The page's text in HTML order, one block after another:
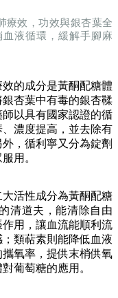
療效，功效與銀杏葉全
液循環，緩解手腳麻
的成分是黃酮配糖體
杏葉中有毒的銀杏鞣
以具有國家認證的循
濃度提高，並去除有
，循利寧又分為錠劑
用。
活性成分為黃酮配糖
清道夫，能清除自由
用，讓血流能順利流
類萜素則能降低血液
氧率，提供末梢供氧
葡萄糖的應用。